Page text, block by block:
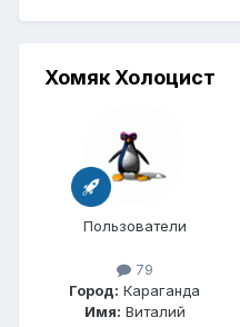
Хомяк Холоцист
Пользователи
79
Город: Караганда
Имя: Виталий